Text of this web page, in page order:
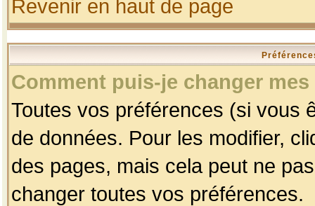
Revenir en haut de page
Comment puis-je changer
Toutes vos préférences (si vous
de données. Pour les modifier,
des pages, mais cela peut ne
changer toutes vos préférences.